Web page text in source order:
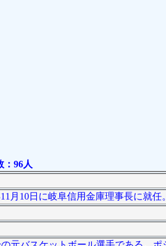
：96人
月10日に岐阜信用金庫理事長に就任